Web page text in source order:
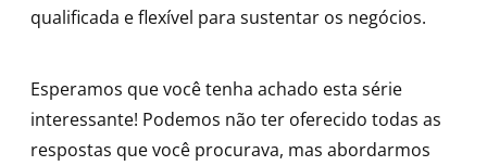
qualificada e flexível para sustentar os negócios.
Esperamos que você tenha achado esta série
interessante! Podemos não ter oferecido todas as
respostas que você procurava, mas abordarmos